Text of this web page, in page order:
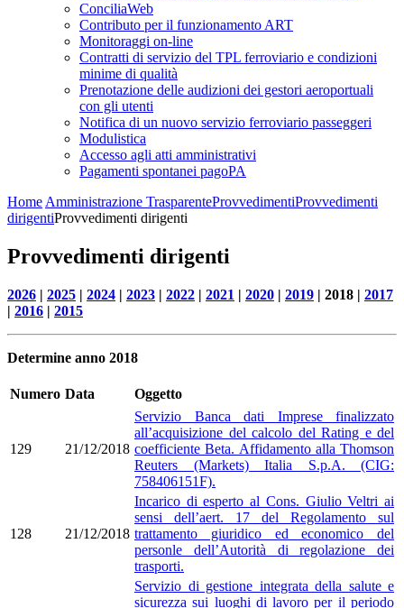
ConciliaWeb
Contributo per il funzionamento ART
Monitoraggi on-line
Contratti di servizio del TPL ferroviario e condizioni
minime di qualità
Prenotazione delle audizioni dei gestori aeroportuali
con gli utenti
Notifica di un nuovo servizio ferroviario passeggeri
Modulistica
Accesso agli atti amministrativi
Pagamenti spontanei pagoPA
Home Amministrazione TrasparenteProvvedimentiProvvedimenti
dirigentiProvvedimenti dirigenti
Provvedimenti dirigenti
2026 | 2025 | 2024 | 2023 | 2022 | 2021 | 2020 | 2019 | 2018 | 2017
| 2016 | 2015
Determine anno 2018
Numero Data Oggetto
129 21/12/2018
Servizio Banca dati Imprese finalizzato
all’acquisizione del calcolo del Rating e del
coefficiente Beta. Affidamento alla Thomson
Reuters (Markets) Italia S.p.A. (CIG:
758406151F).
128 21/12/2018
Incarico di esperto al Cons. Giulio Veltri ai
sensi dell’aert. 17 del Regolamento sul
trattamento giuridico ed economico del
personle dell’Autorità di regolazione dei
trasporti.
Servizio di gestione integrata della salute e
sicurezza sui luoghi di lavoro per il periodo